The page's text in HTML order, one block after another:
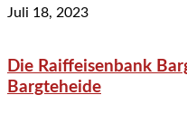
Juli 18, 2023
Die Raiffeisenbank
Bargteheide